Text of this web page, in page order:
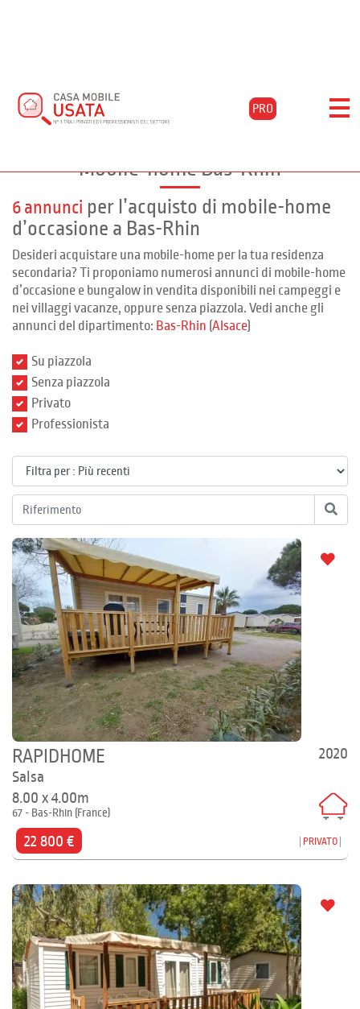
PRO
Filtra i risultati
Mobile-home Bas-Rhin
6 annunci per l’acquisto di mobile-home
d’occasione a Bas-Rhin
Desideri acquistare una mobile-home per la tua residenza
secondaria? Ti proponiamo numerosi annunci di mobile-home
d’occasione e bungalow in vendita disponibili nei campeggi e
nei villaggi vacanze, oppure senza piazzola. Vedi anche gli
annunci del dipartimento: Bas-Rhin (Alsace)
Su piazzola
Senza piazzola
Privato
Professionista
2020
RAPIDHOME
Salsa
8.00 x 4.00m
67 - Bas-Rhin (France)
22 800 € PRIVATO